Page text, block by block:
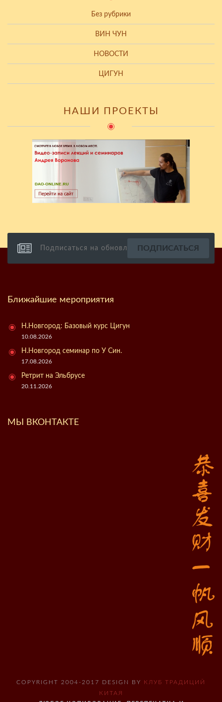
Без рубрики
ВИН ЧУН
НОВОСТИ
ЦИГУН
НАШИ ПРОЕКТЫ
Ближайшие мероприятия
Н.Новгород: Базовый курс Цигун
10.08.2026
Н.Новгород семинар по У Син.
17.08.2026
Ретрит на Эльбрусе
20.11.2026
МЫ ВКОНТАКТЕ
COPYRIGHT 2004-2017 DESIGN BY КЛУБ ТРАДИЦИЙ
КИТАЯ